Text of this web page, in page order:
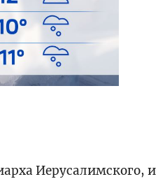
Иерусалимского, и